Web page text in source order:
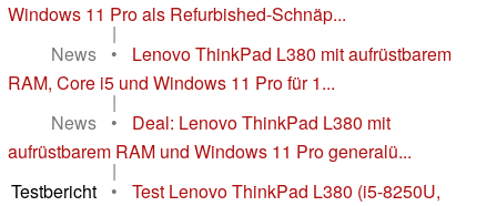
Windows 11 Pro als Refurbished-Schnäp...
|
News
•
Lenovo ThinkPad L380 mit aufrüstbarem
RAM, Core i5 und Windows 11 Pro für 1...
|
News
•
Deal: Lenovo ThinkPad L380 mit
aufrüstbarem RAM und Windows 11 Pro generalü...
|
Testbericht
•
Test Lenovo ThinkPad L380 (i5-8250U,